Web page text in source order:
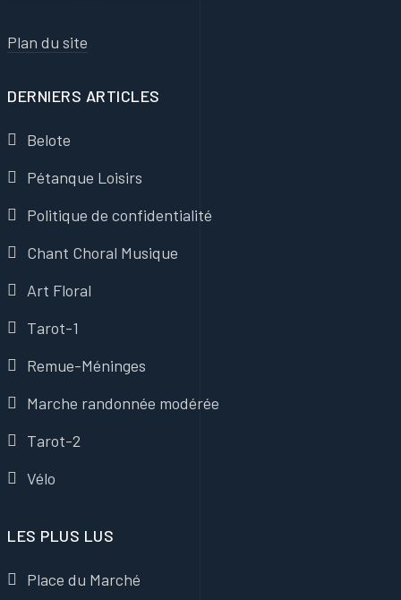
Plan du site
DERNIERS ARTICLES
Belote
Pétanque Loisirs
Politique de confidentialité
Chant Choral Musique
Art Floral
Tarot-1
Remue-Méninges
Marche randonnée modérée
Tarot-2
Vélo
LES PLUS LUS
Place du Marché